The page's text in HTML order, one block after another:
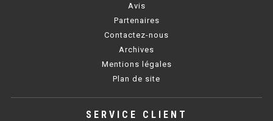
TABLE CONGÉLATEUR
SOUBASSEMENT RÉFRIGÉRÉ
TABLE DE PRÉPARATION
Avis
Partenaires
Contactez-nous
Archives
Mentions légales
Plan de site
SERVICE CLIENT